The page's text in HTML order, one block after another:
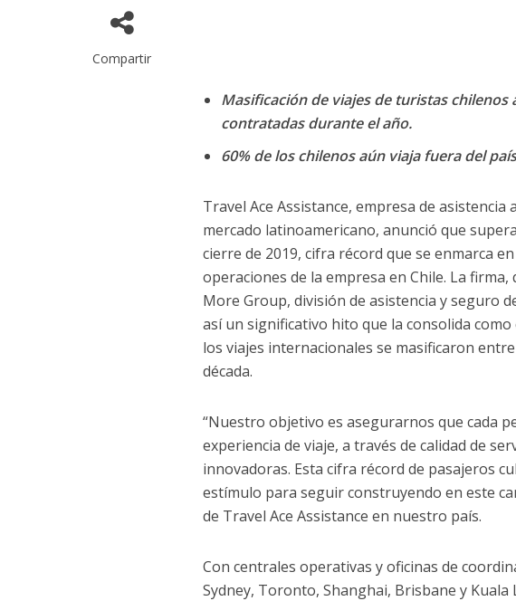
Compartir
Masificación de viajes de turistas
contratadas durante el año.
60% de los chilenos aún viaja fuera del
Travel Ace Assistance, empresa de
mercado latinoamericano, anunció que
cierre de 2019, cifra récord que se enmarca
operaciones de la empresa en Chile. La
More Group, división de asistencia y seguro
así un significativo hito que la consolida
los viajes internacionales se masificaron
década.
“Nuestro objetivo es asegurarnos que cada
experiencia de viaje, a través de calidad de
innovadoras. Esta cifra récord de pasajeros
estímulo para seguir construyendo en este
de Travel Ace Assistance en nuestro país.
Con centrales operativas y oficinas de
Sydney, Toronto, Shanghai, Brisbane y